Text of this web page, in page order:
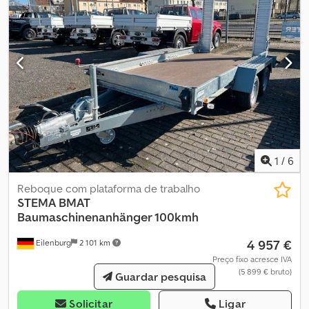
+ pintura em pó: RAL 3002 vermelho carmim * Laterais: RAL 3002
vermelho carmim * Barra de tração: galvanizada a fogo *
Ressaltamos que devido ao tamanho do chassi e ao método de
galvanização a fogo podem ocorrer imperfeições na superfície,
como grumos de zinco, escorrimentos, barbas de zinco,
empenamentos, etc. Não temos influência sobre isso; tais
ocorrências não constituem defeito legal na aparência Marcação
de contorno: * Faixa lateral refletiva amarela * Faixa refletiva
traseira amarela em todo o perímetro Acessórios especiais:
1 / 6
Eilenburg 2 101 km
Reboque com plataforma de trabalho
STEMA BMAT
Baumaschinenanhänger 100kmh
4 957 €
Preço fixo acresce IVA
(5 899 € bruto)
Solicitar Ligar
Guardar pesquisa